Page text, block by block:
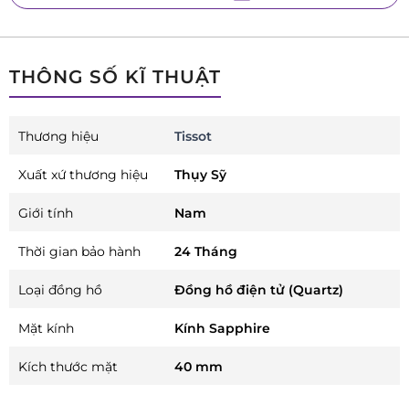
THÔNG SỐ KĨ THUẬT
Thương hiệu Tissot
Xuất xứ thương hiệu Thụy Sỹ
Giới tính Nam
Thời gian bảo hành 24 Tháng
Loại đồng hồ Đồng hồ điện tử (Quartz)
Mặt kính Kính Sapphire
Kích thước mặt 40 mm